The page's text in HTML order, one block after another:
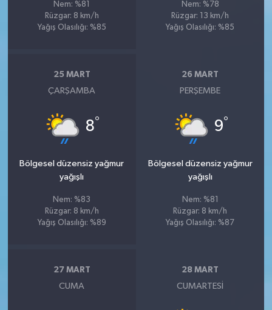
Nem: %81
Rüzgar: 8 km/h
Yağış Olasılığı: %85
Nem: %78
Rüzgar: 13 km/h
Yağış Olasılığı: %85
25 MART
ÇARŞAMBA
8°
Bölgesel düzensiz yağmur
yağışlı
Nem: %83
Rüzgar: 8 km/h
Yağış Olasılığı: %89
26 MART
PERŞEMBE
9°
Bölgesel düzensiz yağmur
yağışlı
Nem: %81
Rüzgar: 8 km/h
Yağış Olasılığı: %87
27 MART
CUMA
28 MART
CUMARTESI